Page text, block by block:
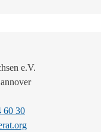
e.V.
60 30